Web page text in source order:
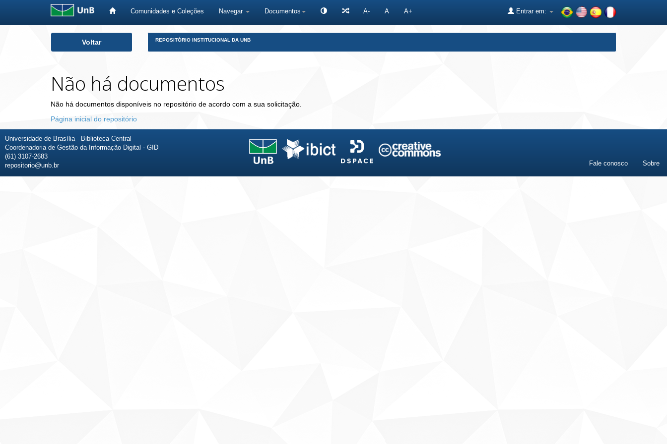
Comunidades e Coleções Navegar Documentos A- A A+ Entrar em:
Voltar REPOSITÓRIO INSTITUCIONAL DA UNB
Não há documentos
Não há documentos disponíveis no repositório de acordo com a sua solicitação.
Página inicial do repositório
Universidade de Brasília - Biblioteca Central
Coordenadoria de Gestão da Informação Digital - GID
(61) 3107-2683
repositorio@unb.br
Fale conosco Sobre